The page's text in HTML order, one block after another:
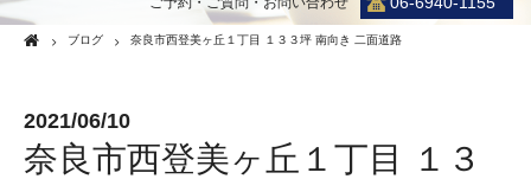
ブログ 奈良市西登美ヶ丘１丁目 １３３坪 南向き 二面道路
2021/06/10
奈良市西登美ヶ丘１丁目 １３